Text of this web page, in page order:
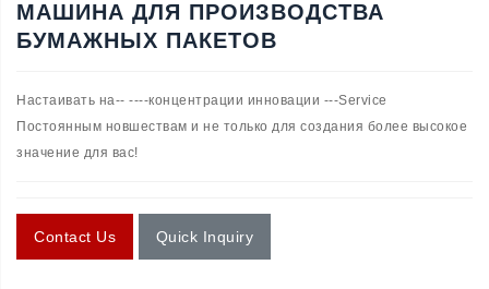
МАШИНА ДЛЯ ПРОИЗВОДСТВА
БУМАЖНЫХ ПАКЕТОВ
Настаивать на-- ----концентрации инновации ---Service
Постоянным новшествам и не только для создания более высокое
значение для вас!
Contact Us Quick Inquiry